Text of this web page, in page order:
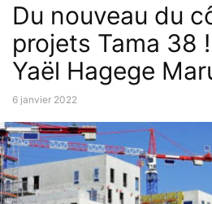
Favoris
Du nouveau du
projets Tama 38
Yaël Hagege
6 janvier 2022